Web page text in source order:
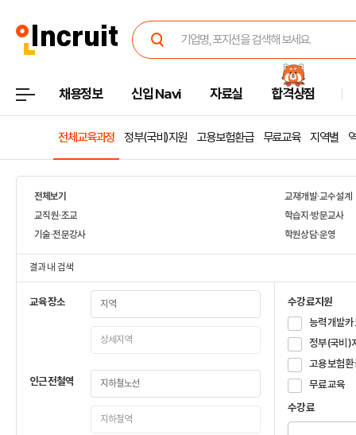
채용정보 신입 Navi 자료실 합격상점
전체교육과정 정부(국비)지원 고용보험환급 무료교육 지역별
전체보기
교재개발·교수설계
교직원·조교
학습지·방문교사
기술·전문강사
학원상담·운영
결과 내 검색
교육장소
인근전철역
수강료지원
능력개발
정부(국비)
고용보험
무료교육
수강료